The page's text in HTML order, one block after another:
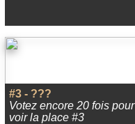
#3 - ???
Votez encore 20 fois pour
voir la place #3